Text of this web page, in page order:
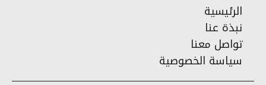
الرئيسية
نبذة عنا
تواصل معنا
سياسة الخصوصية